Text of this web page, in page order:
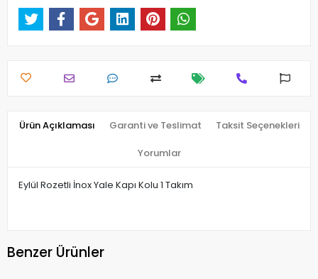
Ürün Açıklaması Garanti ve Teslimat Taksit Seçenekleri
Yorumlar
Eylül Rozetli İnox Yale Kapı Kolu 1 Takım
Benzer Ürünler